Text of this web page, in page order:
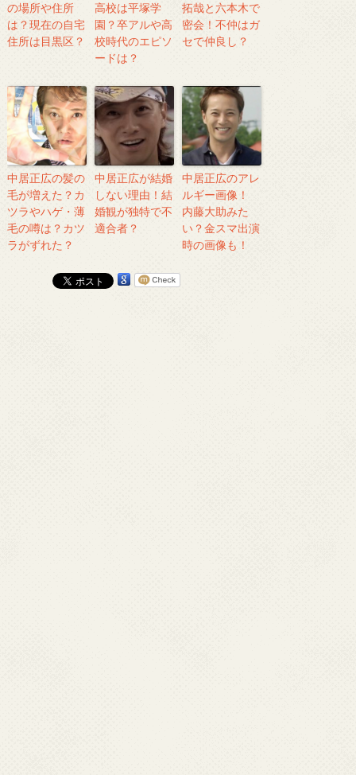
の場所や住所
は？現在の自宅
住所は目黒区？
高校は平塚学
園？卒アルや高
校時代のエピソ
ードは？
拓哉と六本木で
密会！不仲はガ
セで仲良し？
中居正広の髪の
毛が増えた？カ
ツラやハゲ・薄
毛の噂は？カツ
ラがずれた？
中居正広が結婚
しない理由！結
婚観が独特で不
適合者？
中居正広のアレ
ルギー画像！
内藤大助みた
い？金スマ出演
時の画像も！